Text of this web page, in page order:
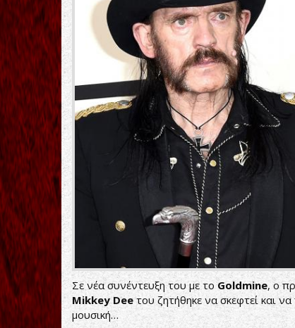
Σε νέα συνέντευξη του με τοGoldmine, ο
Mikkey Deeτου ζητήθηκε να σκεφτεί και
μουσική…